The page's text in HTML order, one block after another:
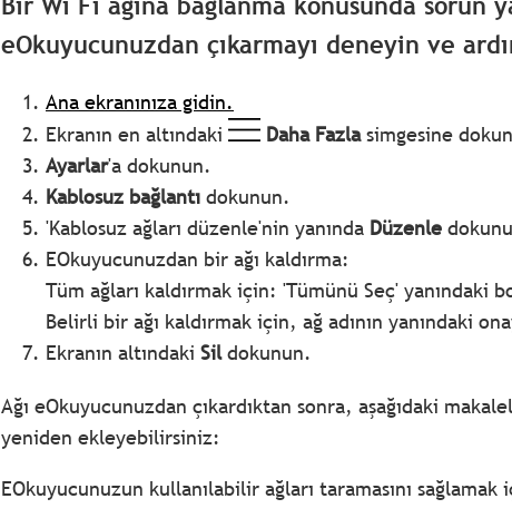
Bir Wi Fi ağına bağlanma konusunda sorun
eOkuyucunuzdan çıkarmayı deneyin ve
Ana ekranınıza gidin.
Ekranın en altındaki
Daha Fazlasimgesine
Ayarlar'a dokunun.
Kablosuz bağlantı dokunun.
'Kablosuz ağları düzenle'nin yanında Düzenle
EOkuyucunuzdan bir ağı kaldırma:
Tüm ağları kaldırmak için: 'Tümünü Seç' yanındaki
Belirli bir ağı kaldırmak için, ağ adının yanındaki
Ekranın altındaki Sildokunun.
Ağı eOkuyucunuzdan çıkardıktan sonra, aşağıdaki
yeniden ekleyebilirsiniz:
EOkuyucunuzun kullanılabilir ağları taramasını